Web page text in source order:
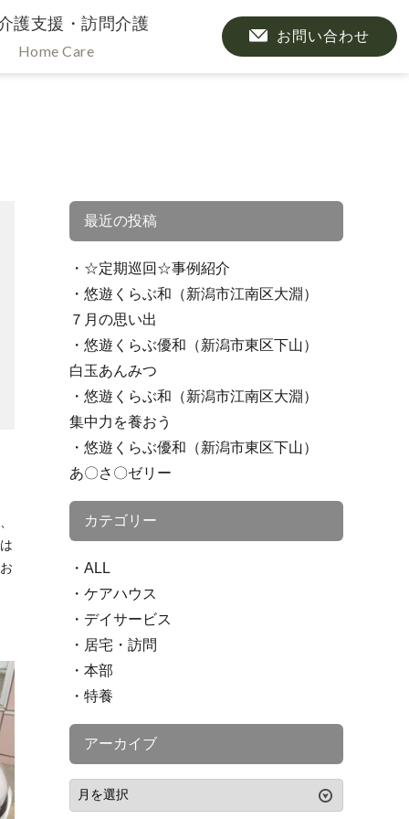
護支援・訪問介護
Home Care
お問い合わせ
最近の投稿
☆定期巡回☆事例紹介
悠遊くらぶ和（新潟市江南区大淵）
７月の思い出
悠遊くらぶ優和（新潟市東区下山）
白玉あんみつ
悠遊くらぶ和（新潟市江南区大淵）
集中力を養おう
悠遊くらぶ優和（新潟市東区下山）
あ〇さ〇ゼリー
カテゴリー
ALL
ケアハウス
デイサービス
居宅・訪問
本部
特養
アーカイブ